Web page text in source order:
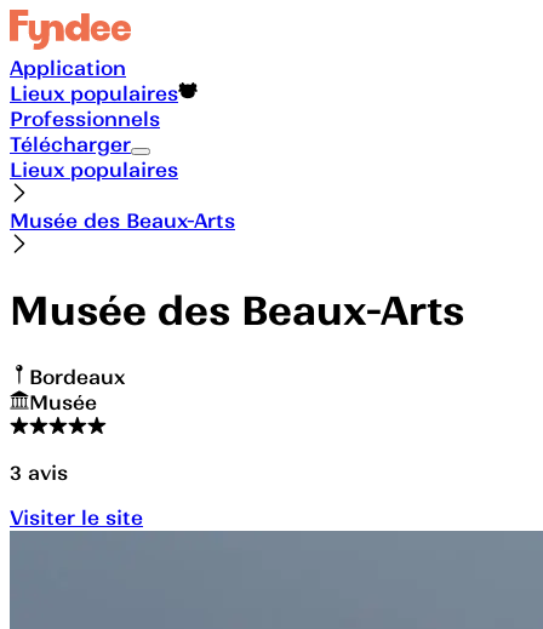
Application
Lieux populaires
Professionnels
Télécharger
Lieux populaires
Musée des Beaux-Arts
Musée des Beaux-Arts
Bordeaux
Musée
3 avis
Visiter le site